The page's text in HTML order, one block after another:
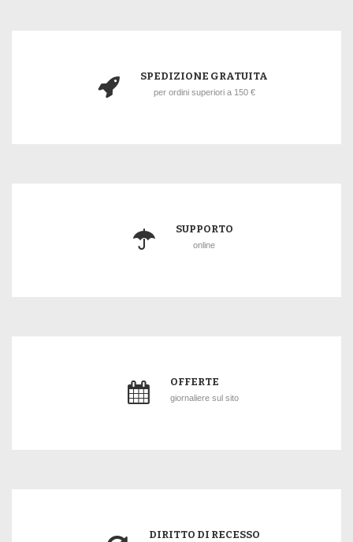
SPEDIZIONE GRATUITA
per ordini superiori a 150 €
SUPPORTO
online
OFFERTE
giornaliere sul sito
DIRITTO DI RECESSO